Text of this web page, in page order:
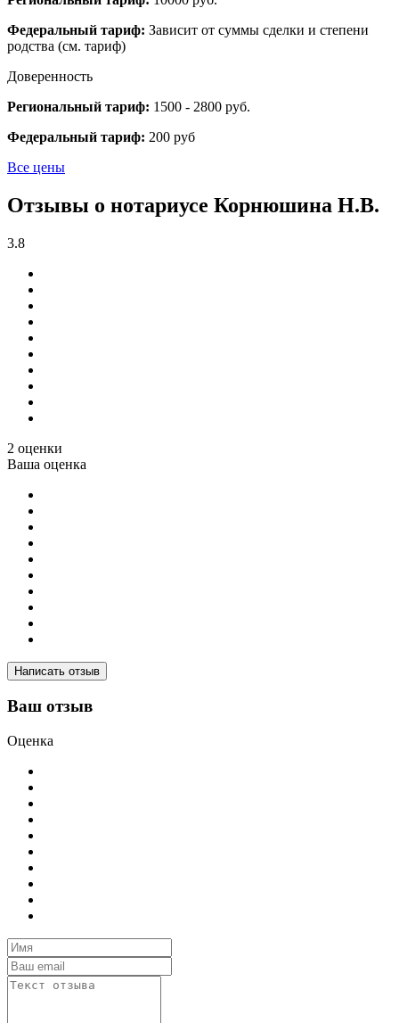
Федеральный тариф: Зависит от суммы сделки и степени
родства (см. тариф)
Доверенность
Региональный тариф: 1500 - 2800 руб.
Федеральный тариф: 200 руб
Все цены
Отзывы о нотариусе Корнюшина Н.В.
3.8
2 оценки
Ваша оценка
Написать отзыв
Ваш отзыв
Оценка